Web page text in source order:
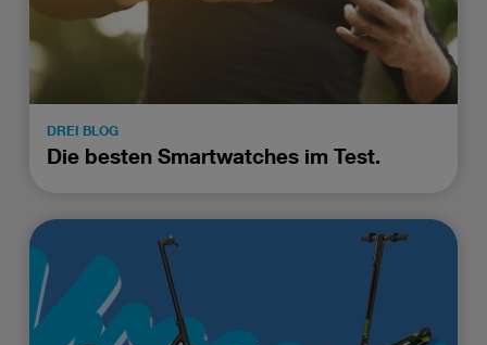
DREI BLOG
Die besten Smartwatches im Test.